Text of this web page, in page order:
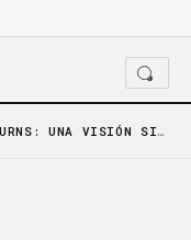
UNA VISIÓN SIN RITMO SEMANAL DE…